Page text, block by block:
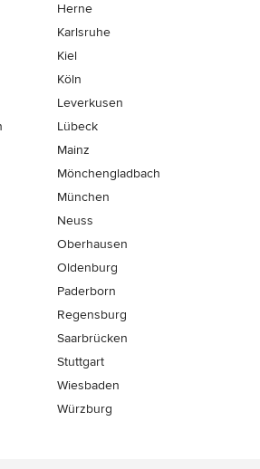
Herne
Karlsruhe
Kiel
Köln
Leverkusen
Lübeck
Mainz
Mönchen­gladbach
München
Neuss
Oberhausen
Oldenburg
Paderborn
Regensburg
Saarbrücken
Stuttgart
Wiesbaden
Würzburg